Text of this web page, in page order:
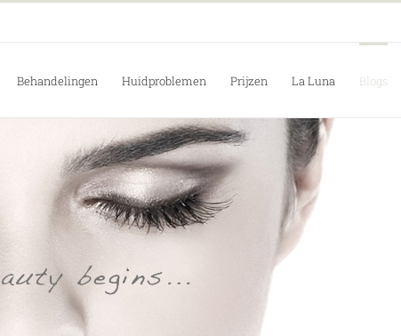
Behandelingen Huidproblemen Prijzen La Luna Blogs